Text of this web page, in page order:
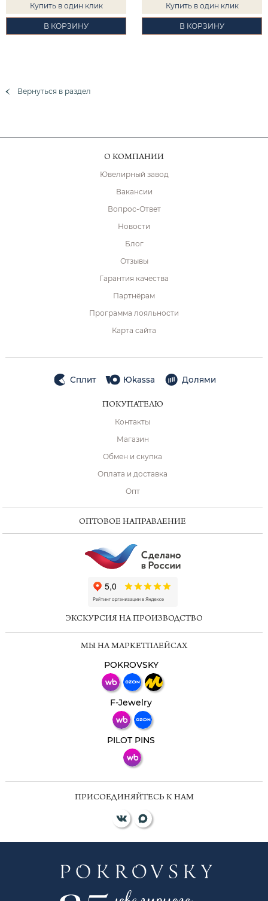
Купить в один клик
В КОРЗИНУ
Купить в один клик
В КОРЗИНУ
Вернуться в раздел
О КОМПАНИИ
Ювелирный завод
Вакансии
Вопрос-Ответ
Новости
Блог
Отзывы
Гарантия качества
Партнёрам
Программа лояльности
Карта сайта
Сплит Юkassa Долями
ПОКУПАТЕЛЮ
Контакты
Магазин
Обмен и скупка
Оплата и доставка
Опт
ОПТОВОЕ НАПРАВЛЕНИЕ
ЭКСКУРСИЯ НА ПРОИЗВОДСТВО
МЫ НА МАРКЕТПЛЕЙСАХ
POKROVSKY
F-Jewelry
PILOT PINS
ПРИСОЕДИНЯЙТЕСЬ К НАМ